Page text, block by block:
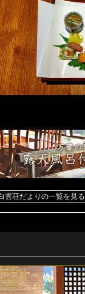
雲荘だよりの一覧を見る